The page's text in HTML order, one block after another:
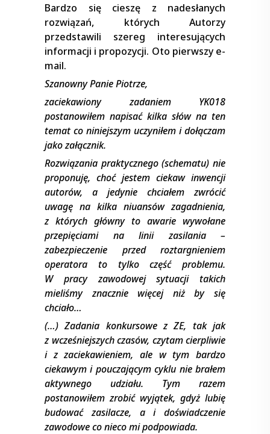
Bardzo się cieszę z nadesłanych
rozwiązań, których Autorzy
przedstawili szereg interesujących
informacji i propozycji. Oto pierwszy e-
mail.
Szanowny Panie Piotrze,
zaciekawiony zadaniem YK018
postanowiłem napisać kilka słów na ten
temat co niniejszym uczyniłem i dołączam
jako załącznik.
Rozwiązania praktycznego (schematu) nie
proponuję, choć jestem ciekaw inwencji
autorów, a jedynie chciałem zwrócić
uwagę na kilka niuansów zagadnienia,
z których główny to awarie wywołane
przepięciami na linii zasilania –
zabezpieczenie przed roztargnieniem
operatora to tylko część problemu.
W pracy zawodowej sytuacji takich
mieliśmy znacznie więcej niż by się
chciało…
(…) Zadania konkursowe z ZE, tak jak
z wcześniejszych czasów, czytam cierpliwie
i z zaciekawieniem, ale w tym bardzo
ciekawym i pouczającym cyklu nie brałem
aktywnego udziału. Tym razem
postanowiłem zrobić wyjątek, gdyż lubię
budować zasilacze, a i doświadczenie
zawodowe co nieco mi podpowiada.